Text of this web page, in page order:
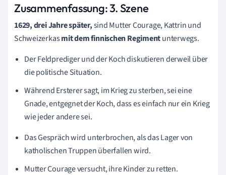
Zusammenfassung:3. Szene
1629, drei Jahre später,sind Mutter Courage, Kattrin und
Schweizerkasmit dem finnischen Regimentunterwegs.
Der Feldprediger und der Koch diskutieren derweil über
die politische Situation.
Während Ersterer sagt, im Krieg zu sterben, sei eine
Gnade, entgegnet der Koch, dass es einfach nur ein Krieg
wie jeder andere sei.
Das Gespräch wird unterbrochen, als das Lager von
katholischen Truppen überfallen wird.
Mutter Courage versucht, ihre Kinder zu retten.